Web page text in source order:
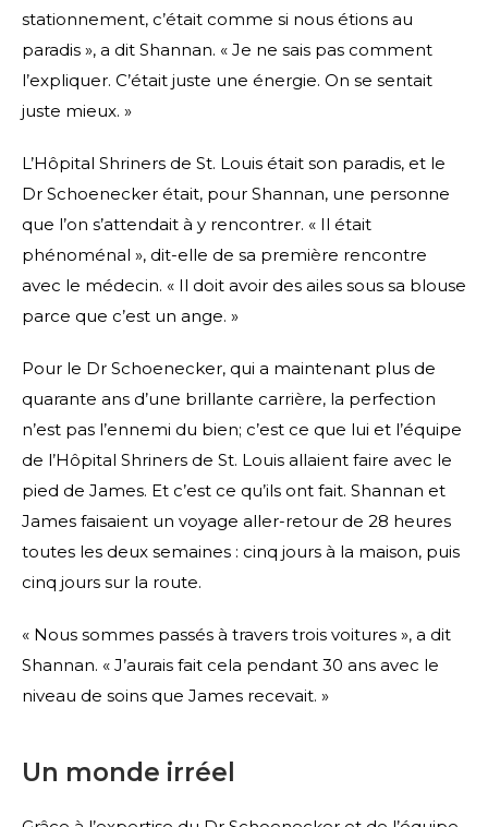
stationnement, c’était comme si nous étions au
paradis », a dit Shannan. « Je ne sais pas comment
l’expliquer. C’était juste une énergie. On se sentait
juste mieux. »
L’Hôpital Shriners de St. Louis était son paradis, et le
Dr Schoenecker était, pour Shannan, une personne
que l’on s’attendait à y rencontrer. « Il était
phénoménal », dit-elle de sa première rencontre
avec le médecin. « Il doit avoir des ailes sous sa blouse
parce que c’est un ange. »
Pour le Dr Schoenecker, qui a maintenant plus de
quarante ans d’une brillante carrière, la perfection
n’est pas l’ennemi du bien; c’est ce que lui et l’équipe
de l’Hôpital Shriners de St. Louis allaient faire avec le
pied de James. Et c’est ce qu’ils ont fait. Shannan et
James faisaient un voyage aller-retour de 28 heures
toutes les deux semaines : cinq jours à la maison, puis
cinq jours sur la route.
« Nous sommes passés à travers trois voitures », a dit
Shannan. « J’aurais fait cela pendant 30 ans avec le
niveau de soins que James recevait. »
Un monde irréel